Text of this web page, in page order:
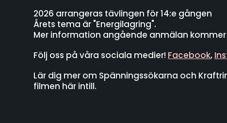
2026 arrangeras tävlingen för 14:e gången
Årets tema är "Energilagring".
Mer information angående anmälan
Följ oss på våra sociala medier! Facebook,
Lär dig mer om Spänningssökarna och
filmen här intill.